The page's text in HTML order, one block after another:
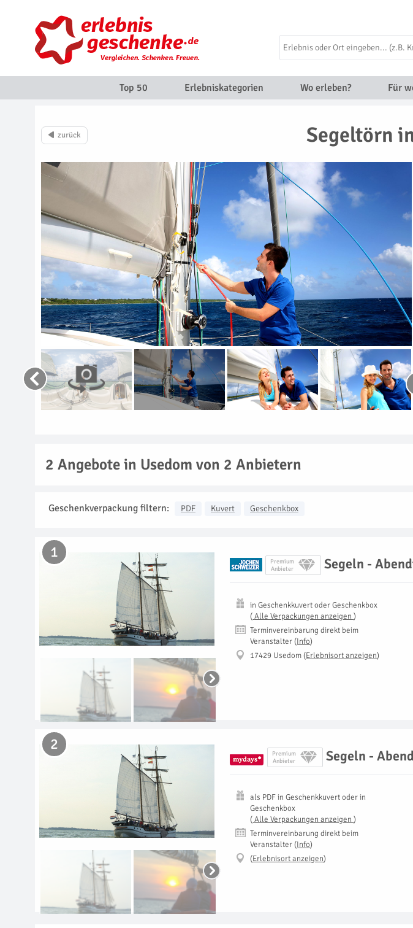
Top 50 Erlebniskategorien Wo erleben? Für
Segeltörn
2 Angebote in Usedom von 2 Anbietern
Geschenkverpackung filtern: PDF Kuvert Geschenkbox
Premium
Anbieter
Segeln -
1
inGeschenkkuvert oder Geschenkbox
( Alle Verpackungen anzeigen )
Terminvereinbarung direkt beim
Veranstalter (Info)
17429 Usedom (Erlebnisort anzeigen)
Premium
Anbieter
Segeln -
2
als PDFinGeschenkkuvert oder in
Geschenkbox
( Alle Verpackungen anzeigen )
Terminvereinbarung direkt beim
Veranstalter (Info)
(Erlebnisort anzeigen)